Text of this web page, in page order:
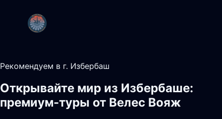
Рекомендуем в г. Избербаш
Открывайте мир из Избербаше:
премиум-туры от Велес Вояж